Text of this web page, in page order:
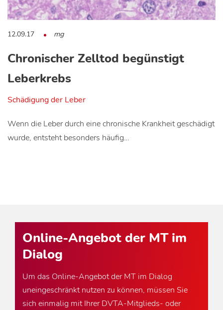
12.09.17 mg
Chronischer Zelltod begünstigt
Leberkrebs
Schädigung der Leber
Wenn die Leber durch eine chronische Krankheit geschädigt
wurde, entsteht besonders häufig…
Online-Angebot der MT im
Dialog
Um das Online-Angebot der MT im Dialog
uneingeschränkt nutzen zu können, müssen Sie
sich einmalig mit Ihrer DVTA-Mitglieds- oder